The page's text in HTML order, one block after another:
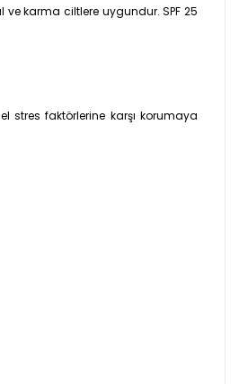
ve karma ciltlere uygundur. SPF 25
stres faktörlerine karşı korumaya